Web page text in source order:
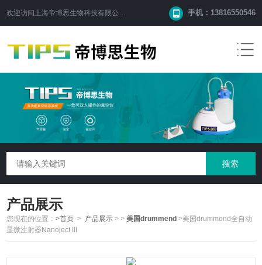
欢迎访问 上海帝博思生物科技有限公司 手机：13816550546
产品展示
您现在的位置：>首页 > 产品展示 >>美国drummend >美国drummond全自动
显微注射器Nanoject III